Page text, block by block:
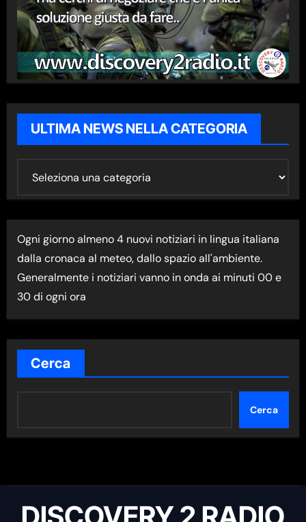
ULTIMA NEWS NELLA CATEGORIA
M
A
N
E
W
S
E
A
Ogni giorno almeno 4 nuovi notiziari in lingua italiana
dalla cronaca al meteo, dallo spazio all'ambiente.
Generalmente i notiziari vanno in onda ai minuti 00 e
30 di ogni ora
Cerca
Cerca